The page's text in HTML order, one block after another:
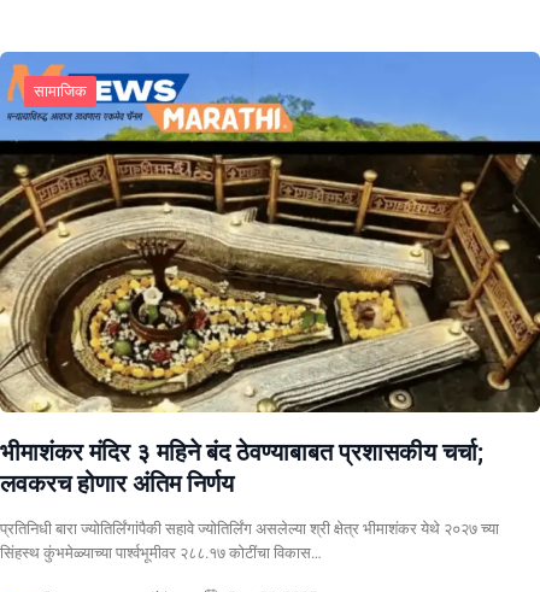
सामाजिक
भीमाशंकर मंदिर ३ महिने बंद ठेवण्याबाबत प्रशासकीय चर्चा;
लवकरच होणार अंतिम निर्णय
प्रतिनिधी बारा ज्योतिर्लिंगांपैकी सहावे ज्योतिर्लिंग असलेल्या श्री क्षेत्र भीमाशंकर येथे २०२७ च्या
सिंहस्थ कुंभमेळ्याच्या पार्श्वभूमीवर २८८.१७ कोटींचा विकास…